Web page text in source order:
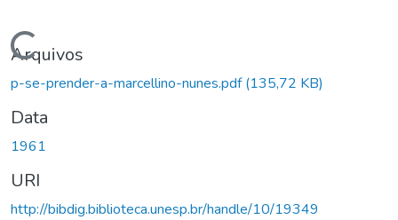
Carregando...
Arquivos
p-se-prender-a-marcellino-nunes.pdf(135,72 KB)
Data
1961
URI
http://bibdig.biblioteca.unesp.br/handle/10/19349